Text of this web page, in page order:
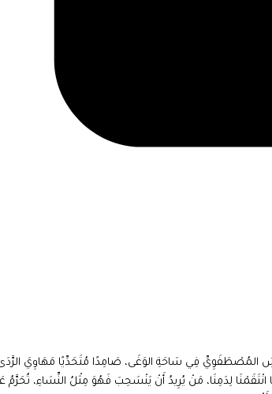
المُصْطَفَوِيِّ فِي سَاحَةِ الوَغَى، صَامِدًا مُتَحَدِّيًا مَهَاوِيَ
أَعْنَاقِنَا، وَعَيْبٌ عَلَيْنَا إِنْ مَا انْتَقَمْنَا لِدَمِنَا، مَنْ يُرِيدُ أَنْ يَنْسَحِبَ فَهُوَ مِثْلُ النِّسَاءِ، تُحَرَّمُ